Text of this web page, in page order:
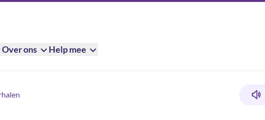
Over ons Help mee
van een wielercarrière maar de ziekte van Crohn was me te snel af’